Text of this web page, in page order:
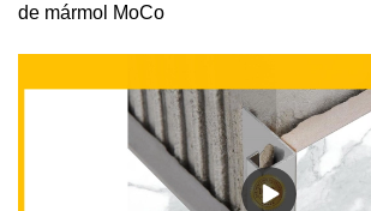
de mármol MoCo